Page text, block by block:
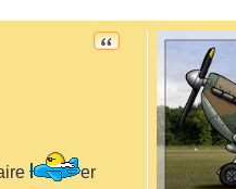
CITATION
er